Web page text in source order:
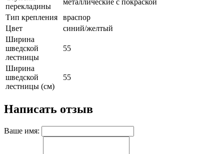
перекладины
металлические с покраской
Тип крепления
враспор
Цвет
синий/желтый
Ширина
шведской
лестницы
55
Ширина
шведской
лестницы (см)
55
Написать отзыв
Ваше имя: